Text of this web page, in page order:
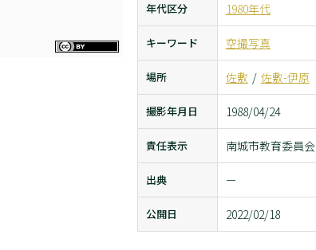
年代区分 1980年代
キーワード 空撮写真
場所 佐敷 佐敷-伊原
撮影年月日 1988/04/24
責任表示 南城市教育委員会
出典 ー
公開日 2022/02/18